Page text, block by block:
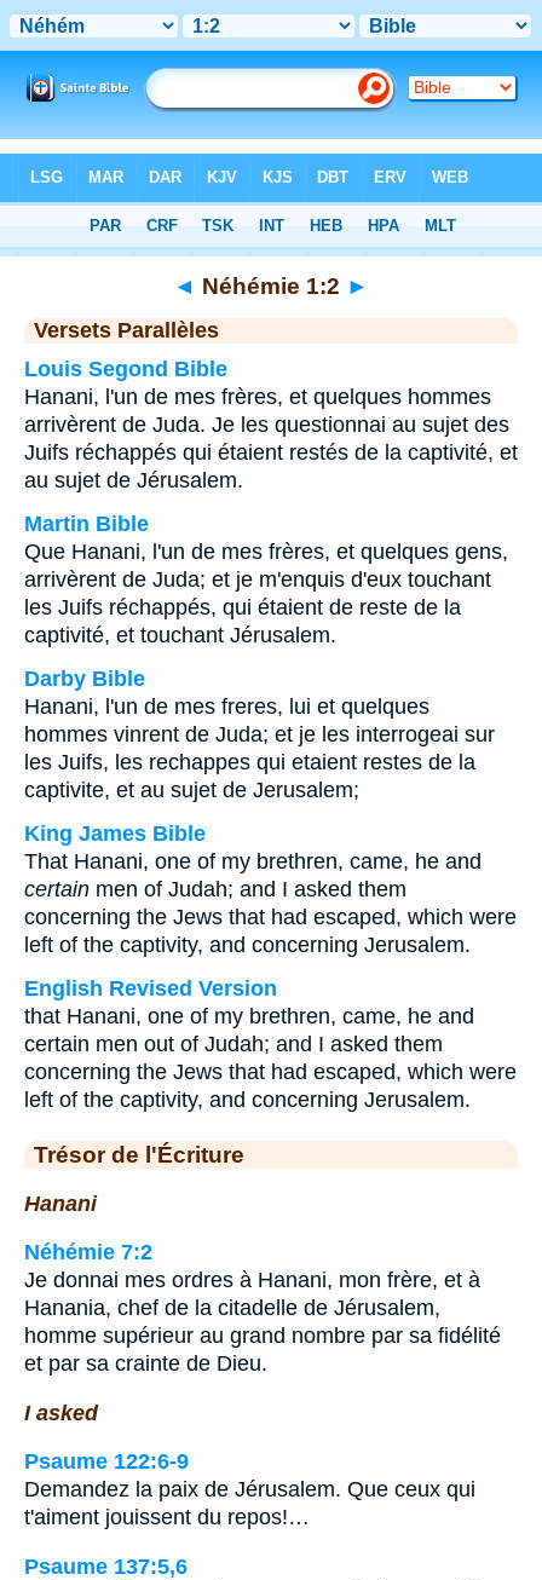
Chapitre 1 > Verset 2
◄ Néhémie 1:2 ►
Versets Parallèles
Louis Segond Bible
Hanani, l'un de mes frères, et quelques hommes
arrivèrent de Juda. Je les questionnai au sujet des
Juifs réchappés qui étaient restés de la captivité, et
au sujet de Jérusalem.
Martin Bible
Que Hanani, l'un de mes frères, et quelques gens,
arrivèrent de Juda; et je m'enquis d'eux touchant
les Juifs réchappés, qui étaient de reste de la
captivité, et touchant Jérusalem.
Darby Bible
Hanani, l'un de mes freres, lui et quelques
hommes vinrent de Juda; et je les interrogeai sur
les Juifs, les rechappes qui etaient restes de la
captivite, et au sujet de Jerusalem;
King James Bible
That Hanani, one of my brethren, came, he and
certain men of Judah; and I asked them
concerning the Jews that had escaped, which were
left of the captivity, and concerning Jerusalem.
English Revised Version
that Hanani, one of my brethren, came, he and
certain men out of Judah; and I asked them
concerning the Jews that had escaped, which were
left of the captivity, and concerning Jerusalem.
Trésor de l'Écriture
Hanani
Néhémie 7:2
Je donnai mes ordres à Hanani, mon frère, et à
Hanania, chef de la citadelle de Jérusalem,
homme supérieur au grand nombre par sa fidélité
et par sa crainte de Dieu.
I asked
Psaume 122:6-9
Demandez la paix de Jérusalem. Que ceux qui
t'aiment jouissent du repos!…
Psaume 137:5,6